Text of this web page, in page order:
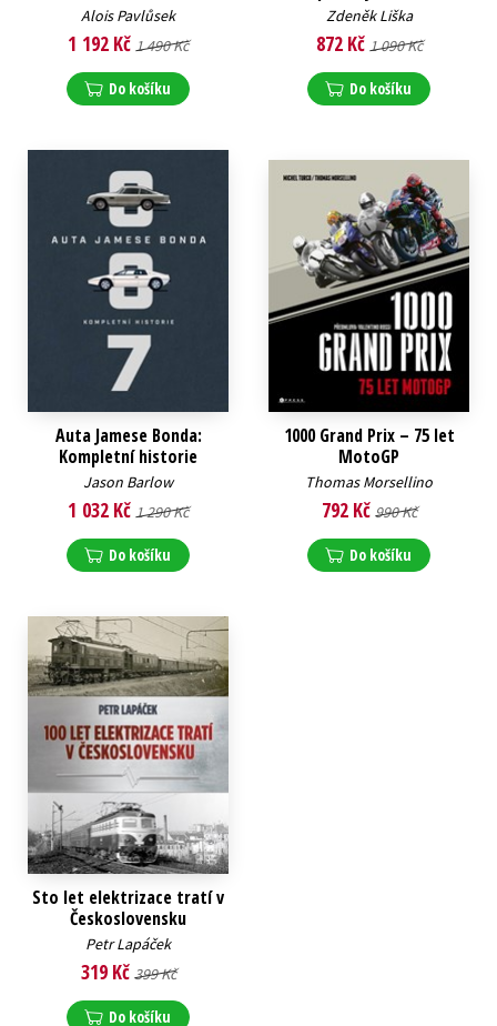
Alois Pavlůsek
1 192 Kč 1 490 Kč
Do košíku
Zdeněk Liška
872 Kč 1 090 Kč
Do košíku
Auta Jamese Bonda:
Kompletní historie
Jason Barlow
1 032 Kč 1 290 Kč
Do košíku
1000 Grand Prix – 75 let
MotoGP
Thomas Morsellino
792 Kč 990 Kč
Do košíku
Sto let elektrizace tratí v
Československu
Petr Lapáček
319 Kč 399 Kč
Do košíku